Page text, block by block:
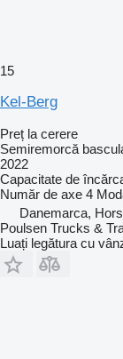
15
Kel-Berg
Preț la cerere
Semiremorcă
2022
Capacitate de
Număr de axe 4
Danemarca,
Poulsen Trucks &
Luați legătura cu